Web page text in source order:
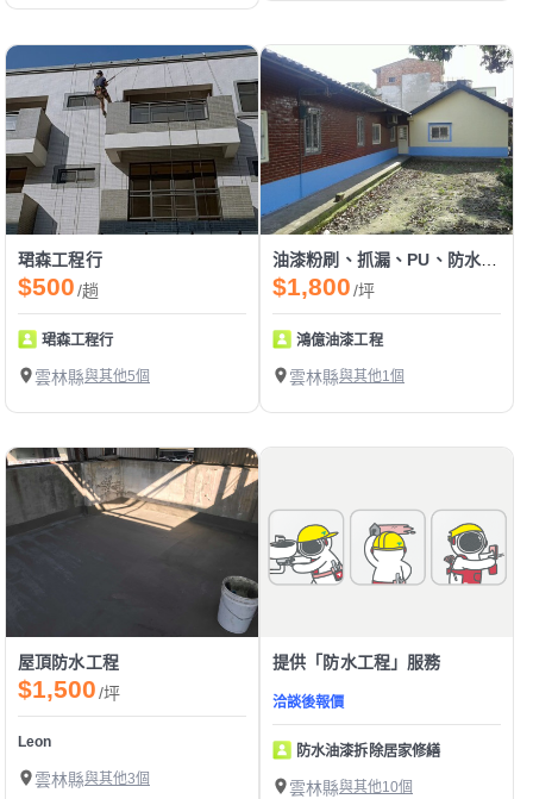
珺森工程行
$500/趟
珺森工程行
雲林縣與其他5個
油漆粉刷、抓漏、PU、防水隔熱
$1,800/坪
鴻億油漆工程
雲林縣與其他1個
屋頂防水工程
$1,500/坪
Leon
雲林縣與其他3個
提供「防水工程」服務
洽談後報價
防水油漆拆除居家修繕
雲林縣與其他10個